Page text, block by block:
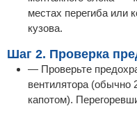
местах перегиба или
кузова.
Шаг 2. Проверка
— Проверьте
вентилятора (обычно
капотом).